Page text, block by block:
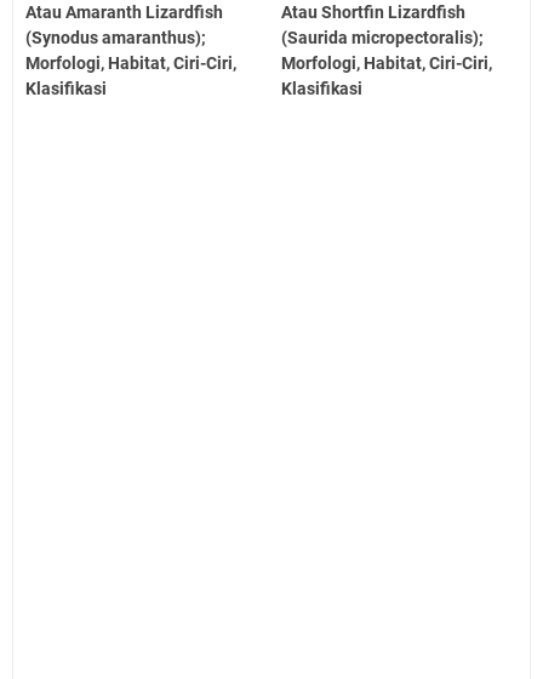
Atau Amaranth Lizardfish
(Synodus amaranthus);
Morfologi, Habitat, Ciri-Ciri,
Klasifikasi
Atau Shortfin Lizardfish
(Saurida micropectoralis);
Morfologi, Habitat, Ciri-Ciri,
Klasifikasi